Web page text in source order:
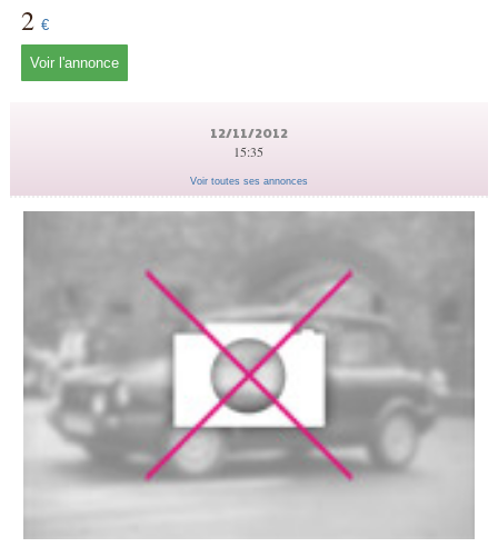
2 €
Voir l'annonce
12/11/2012
15:35
Voir toutes ses annonces